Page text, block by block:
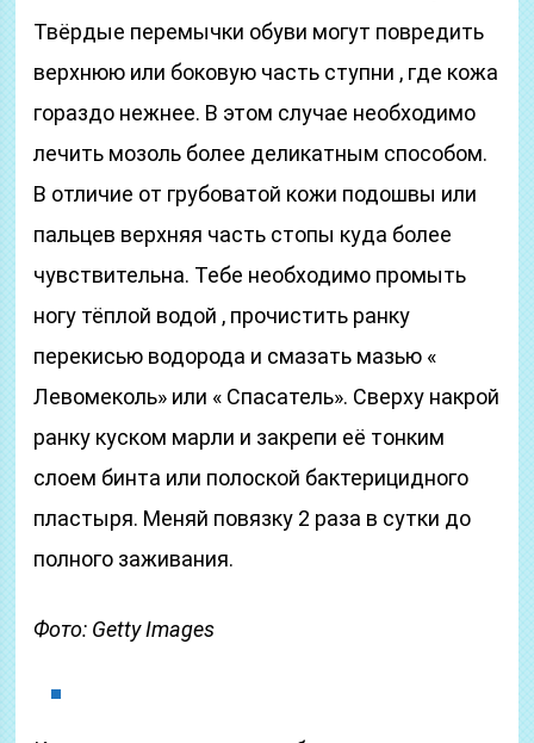
Твёрдые перемычки обуви могут повредить
верхнюю или боковую часть ступни , где кожа
гораздо нежнее. В этом случае необходимо
лечить мозоль более деликатным способом.
В отличие от грубоватой кожи подошвы или
пальцев верхняя часть стопы куда более
чувствительна. Тебе необходимо промыть
ногу тёплой водой , прочистить ранку
перекисью водорода и смазать мазью «
Левомеколь» или « Спасатель». Сверху накрой
ранку куском марли и закрепи её тонким
слоем бинта или полоской бактерицидного
пластыря. Меняй повязку 2 раза в сутки до
полного заживания.
Фото: Getty Images